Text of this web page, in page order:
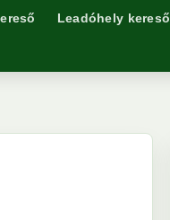
Leadóhely kereső